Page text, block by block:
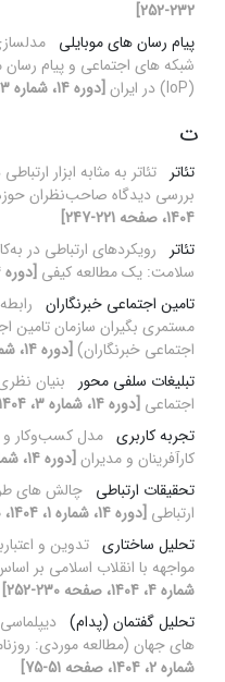
232-252]
پیام رسان های موبایلی
شبکه های اجتماعی و پیام رسان
(IoP) در ایران
[دوره 14، شماره 3، 1404، صفحه 126-147]
ت
تئاتر تئاتر به مثابه ابزار
بررسی دیدگاه صاحب‌نظران حوزه
1404، صفحه 221-247]
تئاتر
رویکردهای ارتباطی در
سلامت: یک مطالعه کیفی [دوره 14، شماره 4، 1404، صفحه 169-190]
تامین اجتماعی خبرنگاران
مستمری بگیران سازمان تامین
اجتماعی خبرنگاران) [دوره 14، شماره 4، 1404، صفحه 40-65]
تبلیغات سلفی محور
بنیان
اجتماعی [دوره 14، شماره 3، 1404، صفحه 201-225]
تجربه کاربری مدل کسب‌وکار و
کارآفرینان و مدیران [دوره 14، شماره 3، 1404، صفحه 240-260]
تحقیقات ارتباطی چالش های
ارتباطی [دوره 14، شماره 1، 1404، صفحه 1-20]
تحلیل ساختاری تدوین و
مواجهه با انقلاب اسلامی بر
شماره 4، 1404، صفحه 230-252]
تحلیل گفتمان (پدام)
های جهان (مطالعه موردی:
شماره 2، 1404، صفحه 51-75]